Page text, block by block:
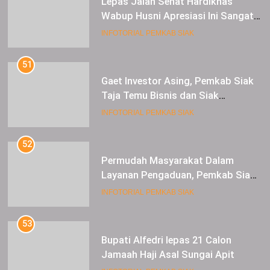
Wabup Husni Apresiasi Ini Sangat
Luar Biasa
INFOTORIAL PEMKAB SIAK
51
Gaet Investor Asing, Pemkab Siak
Taja Temu Bisnis dan Siak
Expoversary 2024
INFOTORIAL PEMKAB SIAK
52
Permudah Masyarakat Dalam
Layanan Pengaduan, Pemkab Siak
Luncurkan Aplikasi SIP PUAN
INFOTORIAL PEMKAB SIAK
53
Bupati Alfedri lepas 21 Calon
Jamaah Haji Asal Sungai Apit